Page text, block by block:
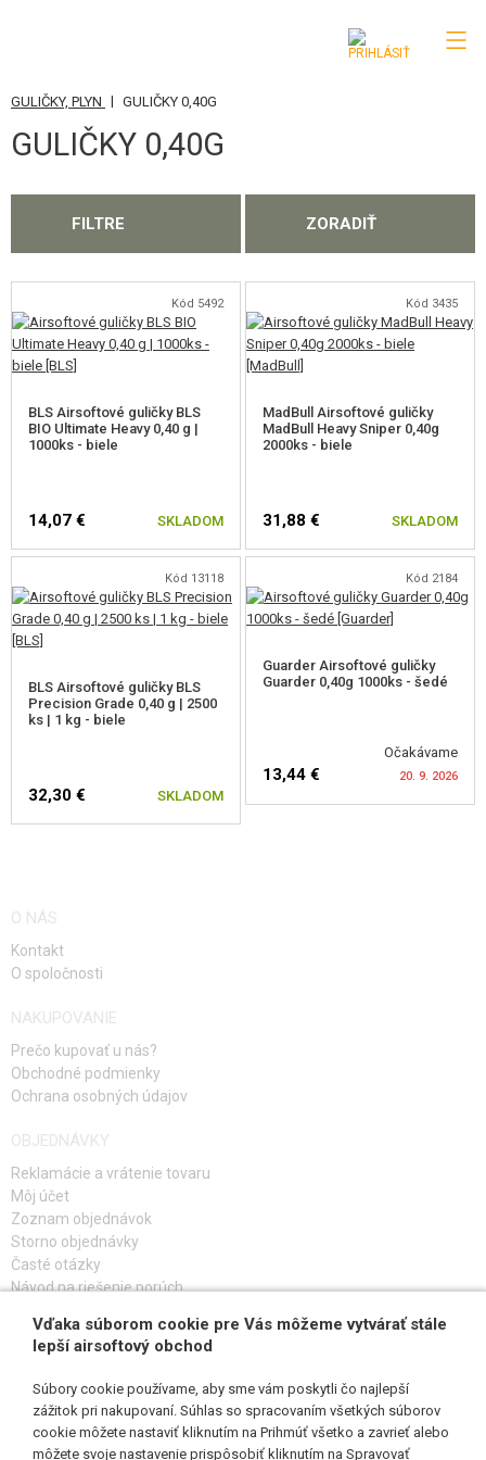
KATEGÓRIE
AIRSOFTOVÉ ZBRANE
GRANÁTOMETY, GRANÁTY
GULIČKY 0,12G
GULIČKY 0,20G
GULIČKY 0,25G
GULIČKY 0,30G
GULIČKY 0,36G
GULIČKY 0,43G
CO2 BOMBIČKY
AKUMULÁTORY, NABÍJAČKY
ZÁSOBNÍKY, PLNIČKY
OKULIARE, MASKY
MASKOVANIE, FARBY, PÁSKY
VYSIELAČKY, HEADSETY, KAMERY
DOPLNKY K ZBRANIAM, POPRUHY
NÁHRADNÉ DIELY ZBRANÍ, UPGRADE
SEBAOBRANA, VÝCVIK, NOŽE
GULIČKY, PLYN | GULIČKY 0,40G
GULIČKY 0,40G
FILTRE ZORADIŤ
Kód 5492
BLS Airsoftové guličky BLS
BIO Ultimate Heavy 0,40 g |
1000ks - biele
14,07 € SKLADOM
Kód 3435
MadBull Airsoftové guličky
MadBull Heavy Sniper 0,40g
2000ks - biele
31,88 € SKLADOM
Kód 13118
BLS Airsoftové guličky BLS
Precision Grade 0,40 g | 2500
ks | 1 kg - biele
32,30 € SKLADOM
Kód 2184
Guarder Airsoftové guličky
Guarder 0,40g 1000ks - šedé
Očakávame
13,44 € 20. 9. 2026
O NÁS
Kontakt
O spoločnosti
NAKUPOVANIE
Prečo kupovať u nás?
Obchodné podmienky
Ochrana osobných údajov
OBJEDNÁVKY
Reklamácie a vrátenie tovaru
Môj účet
Zoznam objednávok
Storno objednávky
Časté otázky
Návod na riešenie porúch
PRIHLÁS SA K ODBERU
SLEDUJ NÁS
Vďaka súborom cookie pre Vás môžeme vytvárať stále
lepší airsoftový obchod
Súbory cookie používame, aby sme vám poskytli čo najlepší
zážitok pri nakupovaní. Súhlas so spracovaním všetkých súborov
cookie môžete nastaviť kliknutím na Prihmúť všetko a zavrieť alebo
môžete svoje nastavenie prispôsobiť kliknutím na Spravovať